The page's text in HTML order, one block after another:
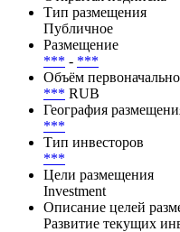
Тип размещения
Публичное
Размещение
*** - ***
Объём
*** RUB
География
***
Тип инвесторов
***
Цели размещения
Investment
Описание целей
Развитие текущих